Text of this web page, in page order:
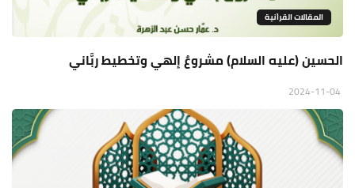
المقالات القراَنية
الحسين (عليه السلام) مشروعٌ إلهي وتخطيط ربَّاني